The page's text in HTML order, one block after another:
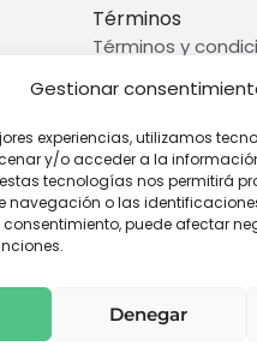
Gestionar
experiencias, utilizamos
y/o acceder a la
tecnologías nos permitirá
o las
consentimiento, puede afectar
Denegar
Términos
Términos y
Preguntas